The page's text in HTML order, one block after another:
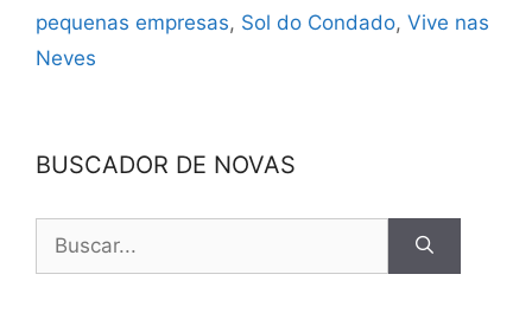
pequenas empresas, Sol do Condado, Vive nas
Neves
BUSCADOR DE NOVAS